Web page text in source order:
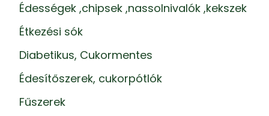
Édességek ,chipsek ,nassolnivalók ,kekszek
Étkezési sók
Diabetikus, Cukormentes
Édesítőszerek, cukorpótlók
Fűszerek